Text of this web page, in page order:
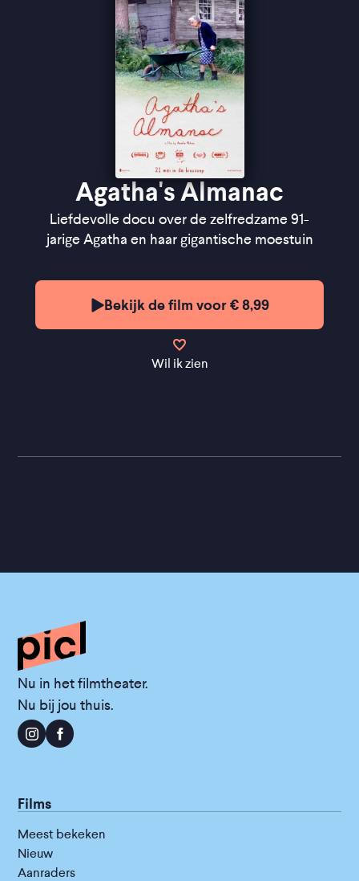
''De documentaire voelt liefdevol en intiem zonder
sentimenteel te worden'' ★★★★Cinemagazine
''Een miniatuur en een monument ineen'' -
Agatha's Almanac
Liefdevolle docu over de zelfredzame 91-
jarige Agatha en haar gigantische moestuin
Bekijk de film voor € 8,99
Wil ik zien
Nu in het filmtheater.
Nu bij jou thuis.
Films
Meest bekeken
Nieuw
Aanraders